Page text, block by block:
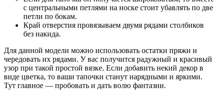
с центральными петлями на носке стоит убавлять по две
петли по бокам.
Край отверстия провязываем двумя рядами столбиков
без накида.
Для данной модели можно использовать остатки пряжи и
чередовать их рядами. У вас получится радужный и красивый
узор при такой простой вязке. Если добавить некий декор в
виде цветка, то ваши тапочки станут нарядными и яркими.
Тут главное — пробовать и дать волю фантазии.